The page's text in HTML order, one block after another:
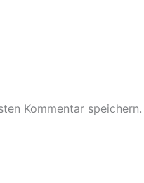
Kommentar speichern.